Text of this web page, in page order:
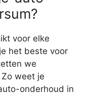
voor elke
het beste voor
we
weet je
onderhoud in